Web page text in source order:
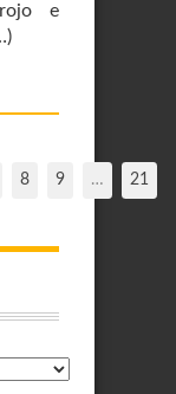
e
8 9 … 21